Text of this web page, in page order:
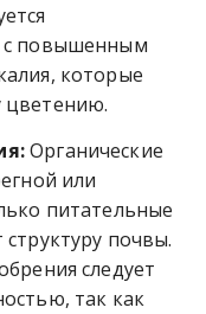
с повышенным
которые
цветению.
Органические
или
питательные
почвы.
следует
так как